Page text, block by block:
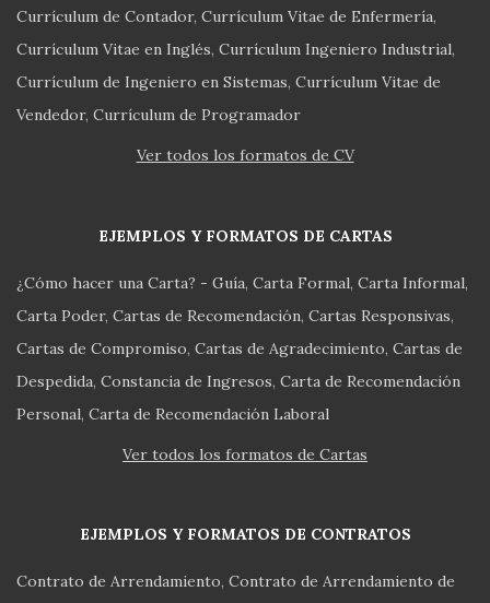
Currículum de Contador Currículum Vitae de Enfermería
Currículum Vitae en Inglés Currículum Ingeniero Industrial
Currículum de Ingeniero en Sistemas Currículum Vitae de
Vendedor Currículum de Programador
Ver todos los formatos de CV
EJEMPLOS Y FORMATOS DE CARTAS
¿Cómo hacer una Carta? - Guía Carta Formal Carta Informal
Carta Poder Cartas de Recomendación Cartas Responsivas
Cartas de Compromiso Cartas de Agradecimiento Cartas de
Despedida Constancia de Ingresos Carta de Recomendación
Personal Carta de Recomendación Laboral
Ver todos los formatos de Cartas
EJEMPLOS Y FORMATOS DE CONTRATOS
Contrato de Arrendamiento Contrato de Arrendamiento de